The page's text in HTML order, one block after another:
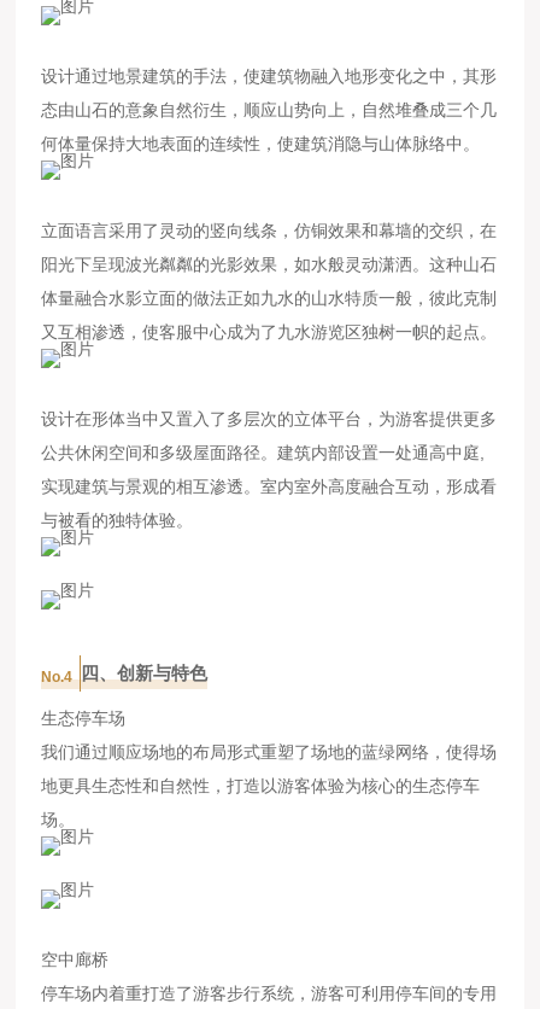
设计通过地景建筑的手法，使建筑物融入地形变化之中，其形
态由山石的意象自然衍生，顺应山势向上，自然堆叠成三个几
何体量保持大地表面的连续性，使建筑消隐与山体脉络中。
立面语言采用了灵动的竖向线条，仿铜效果和幕墙的交织，在
阳光下呈现波光粼粼的光影效果，如水般灵动潇洒。这种山石
体量融合水影立面的做法正如九水的山水特质一般，彼此克制
又互相渗透，使客服中心成为了九水游览区独树一帜的起点。
设计在形体当中又置入了多层次的立体平台，为游客提供更多
公共休闲空间和多级屋面路径。建筑内部设置一处通高中庭,
实现建筑与景观的相互渗透。室内室外高度融合互动，形成看
与被看的独特体验。
No.4 四、创新与特色
生态停车场
我们通过顺应场地的布局形式重塑了场地的蓝绿网络，使得场
地更具生态性和自然性，打造以游客体验为核心的生态停车
场。
空中廊桥
停车场内着重打造了游客步行系统，游客可利用停车间的专用